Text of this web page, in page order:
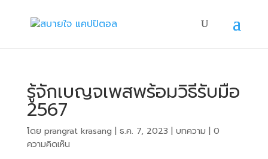
รู้จักเบญจเพสพร้อมวิธีรับมือ
2567
โดย prangrat krasang | ธ.ค. 7, 2023 | บทความ | 0
ความคิดเห็น